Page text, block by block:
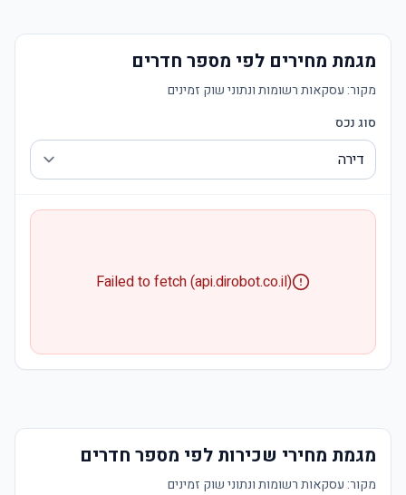
מגמת מחירים לפי מספר חדרים
מקור: עסקאות רשומות ונתוני שוק זמינים
סוג נכס
Failed to fetch (api.dirobot.co.il)
מגמת מחירי שכירות לפי מספר חדרים
מקור: עסקאות רשומות ונתוני שוק זמינים